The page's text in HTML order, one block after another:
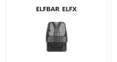
Contacto
Solicitar una cotización